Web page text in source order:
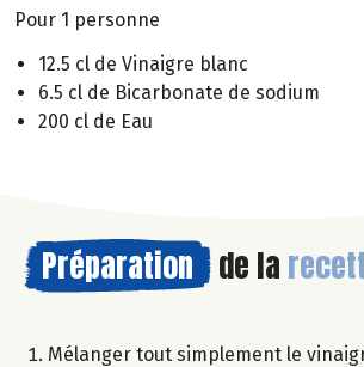
Pour 1 personne
12.5 cl de Vinaigre blanc
6.5 cl de Bicarbonate de sodium
200 cl de Eau
Préparation de la
Mélanger tout simplement le